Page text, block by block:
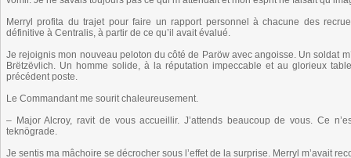
Merryl profita du trajet pour faire un rapport personnel à chacune des
définitive à Centralis, à partir de ce qu’il avait évalué.
Je rejoignis mon nouveau peloton du côté de Paröw avec angoisse. Un soldat
Brëtzëvlich. Un homme solide, à la réputation impeccable et au glorieux
précédent poste.
Le Commandant me sourit chaleureusement.
– Major Alcroy, ravit de vous accueillir. J’attends beaucoup de vous. Ce
teknögrade.
Je sentis ma mâchoire se décrocher sous l’effet de la surprise. Merryl m’avait